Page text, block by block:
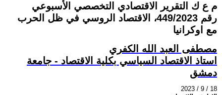
م ع ك التقرير الاقتصادي التخصصي الأسبوعي
رقم 449/2023، الاقتصاد الروسي في ظل الحرب
مع اوكرانيا
مصطفى العبد الله الكفري
استاذ الاقتصاد السياسي بكلية الاقتصاد - جامعة
دمشق
2023 / 9 / 18